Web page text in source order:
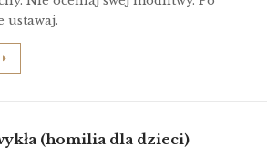
ustawaj.
(homilia dla dzieci)